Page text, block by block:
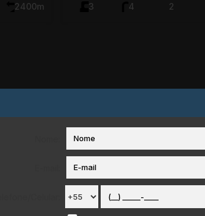
2400m²
3 4 2